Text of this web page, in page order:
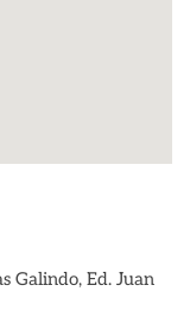
Galindo, Ed. Juan